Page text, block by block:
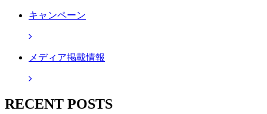
キャンペーン
メディア掲載情報
RECENT POSTS